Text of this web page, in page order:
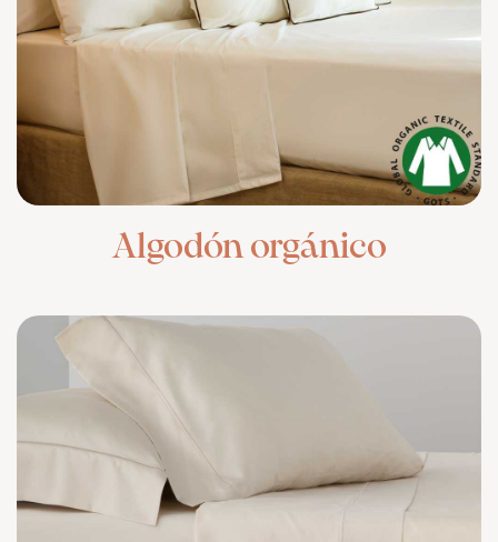
Algodón orgánico